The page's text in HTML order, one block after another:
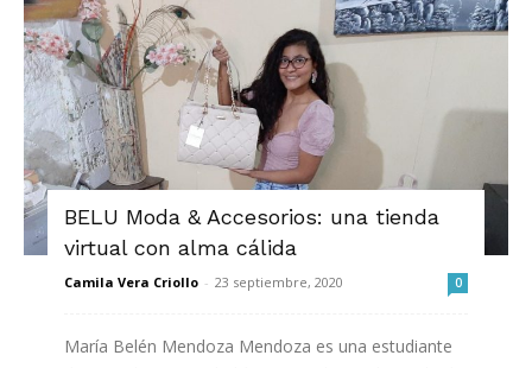
BELU Moda & Accesorios: una tienda
virtual con alma cálida
Camila Vera Criollo - 23 septiembre, 2020 0
María Belén Mendoza Mendoza es una estudiante